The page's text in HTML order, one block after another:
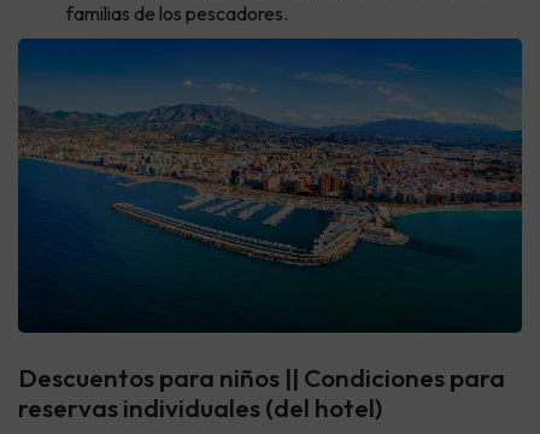
familias de los pescadores.
Descuentos para niños || Condiciones para
reservas individuales (del hotel)